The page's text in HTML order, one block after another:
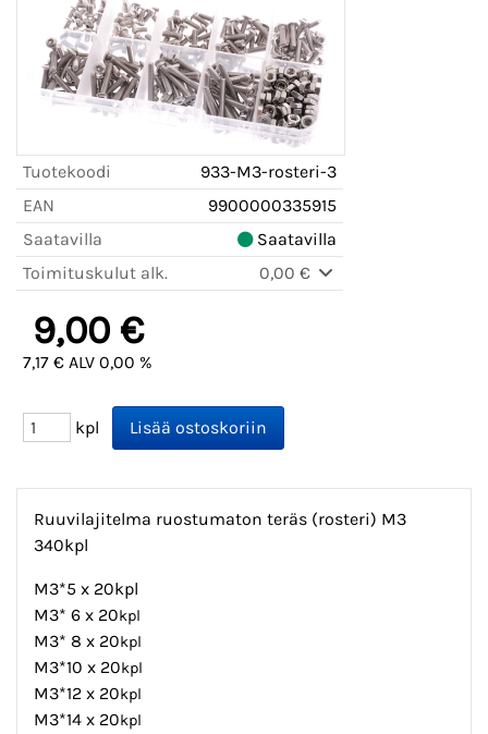
Tuotekoodi
933-M3-rosteri-3
EAN
9900000335915
Saatavilla
Saatavilla
Toimituskulut alk.
0,00 €
9,00 €
7,17 € ALV 0,00 %
kpl
Ruuvilajitelma ruostumaton teräs (rosteri) M3
340kpl
M3*5 x 20kpl
M3* 6 x 20kpl
M3* 8 x 20kpl
M3*10 x 20kpl
M3*12 x 20kpl
M3*14 x 20kpl